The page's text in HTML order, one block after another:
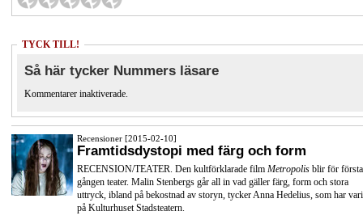
TYCK TILL!
Så här tycker Nummers läsare
Kommentarer inaktiverade.
Recensioner [2015-02-10]
Framtidsdystopi med färg och form
RECENSION/TEATER. Den kultförklarade film Metropolis blir för första
gången teater. Malin Stenbergs går all in vad gäller färg, form och stora
uttryck, ibland på bekostnad av storyn, tycker Anna Hedelius, som har
på Kulturhuset Stadsteatern.